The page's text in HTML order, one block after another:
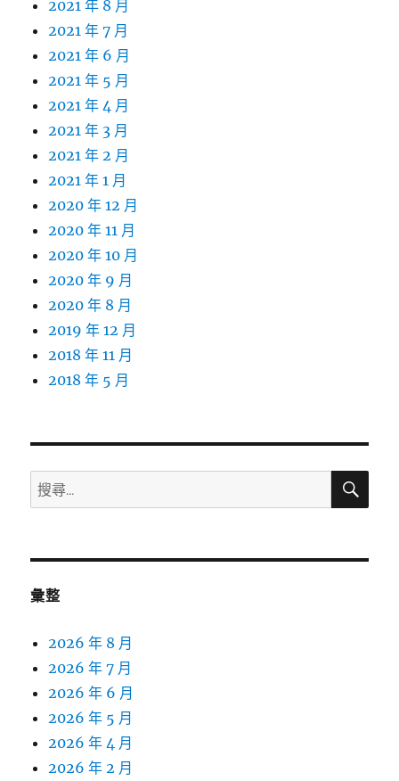
2021 年 8 月
2021 年 7 月
2021 年 6 月
2021 年 5 月
2021 年 4 月
2021 年 3 月
2021 年 2 月
2021 年 1 月
2020 年 12 月
2020 年 11 月
2020 年 10 月
2020 年 9 月
2020 年 8 月
2019 年 12 月
2018 年 11 月
2018 年 5 月
搜
尋
鍵
搜
彙整
2026 年 8 月
2026 年 7 月
2026 年 6 月
2026 年 5 月
2026 年 4 月
2026 年 2 月